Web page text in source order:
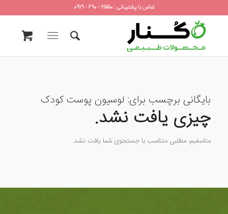
تماس با پشتیبانی : 2550 - 690 - 0919
بایگانی برچسب برای: لوسیون پوست کودک
چیزی یافت نشد.
متاسفیم، مطلبی متناسب با جستجوی شما یافت نشد.